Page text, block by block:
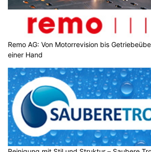
Remo AG: Von Motorrevision bis
einer Hand
Reinigung mit Stil und Struktur – Saubere
Unterschied